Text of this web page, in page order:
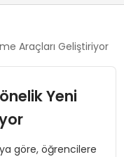
Araçları Geliştiriyor
Yeni
göre, öğrencilere